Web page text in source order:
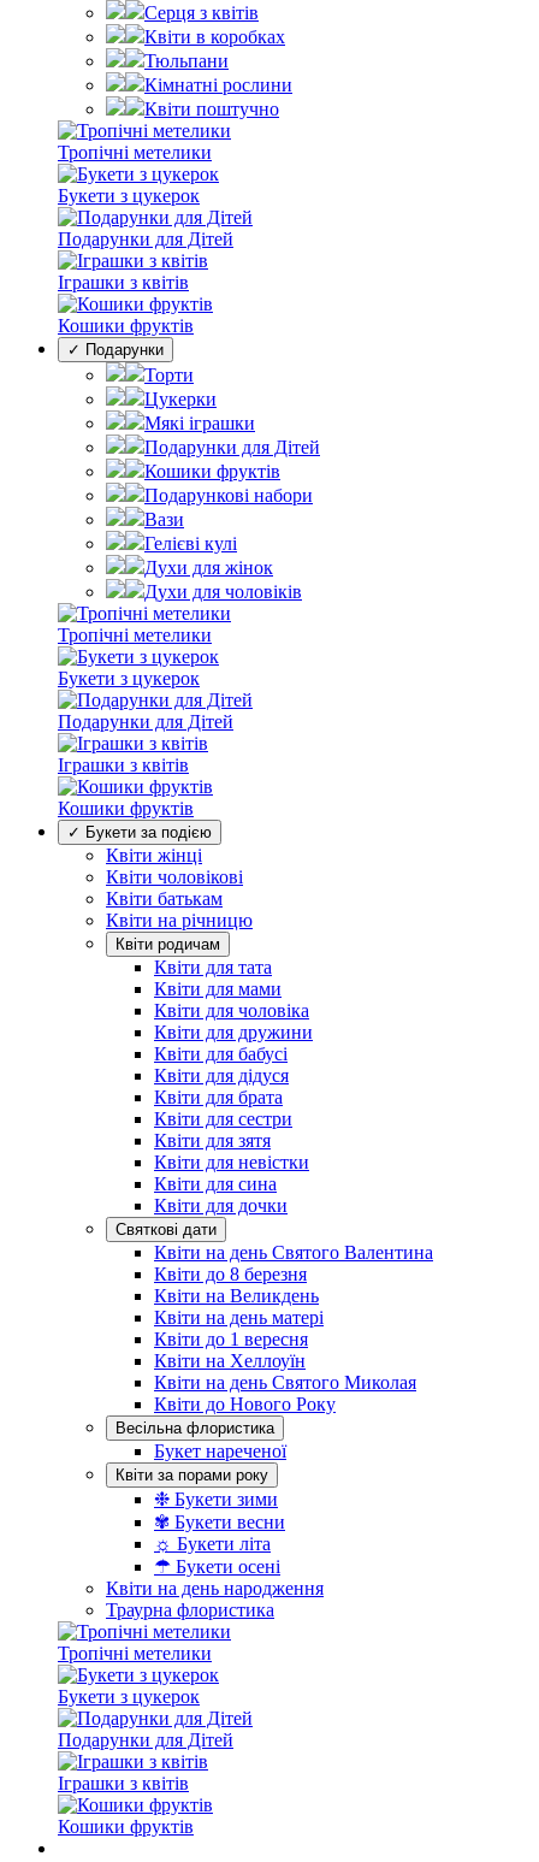
Серця з квітів
Квіти в коробках
Тюльпани
Кімнатні рослини
Квіти поштучно
Тропічні метелики
Букети з цукерок
Подарунки для Дітей
Іграшки з квітів
Кошики фруктів
✓ Подарунки
Торти
Цукерки
Мякі іграшки
Подарунки для Дітей
Кошики фруктів
Подарункові набори
Вази
Гелієві кулі
Духи для жінок
Духи для чоловіків
Тропічні метелики
Букети з цукерок
Подарунки для Дітей
Іграшки з квітів
Кошики фруктів
✓ Букети за подією
Квіти жінці
Квіти чоловікові
Квіти батькам
Квіти на річницю
Квіти родичам
Квіти для тата
Квіти для мами
Квіти для чоловіка
Квіти для дружини
Квіти для бабусі
Квіти для дідуся
Квіти для брата
Квіти для сестри
Квіти для зятя
Квіти для невістки
Квіти для сина
Квіти для дочки
Святкові дати
Квіти на день Святого Валентина
Квіти до 8 березня
Квіти на Великдень
Квіти на день матері
Квіти до 1 вересня
Квіти на Хеллоуїн
Квіти на день Святого Миколая
Квіти до Нового Року
Весільна флористика
Букет нареченої
Квіти за порами року
❉ Букети зими
✾ Букети весни
☼ Букети літа
☂ Букети осені
Квіти на день народження
Траурна флористика
Тропічні метелики
Букети з цукерок
Подарунки для Дітей
Іграшки з квітів
Кошики фруктів